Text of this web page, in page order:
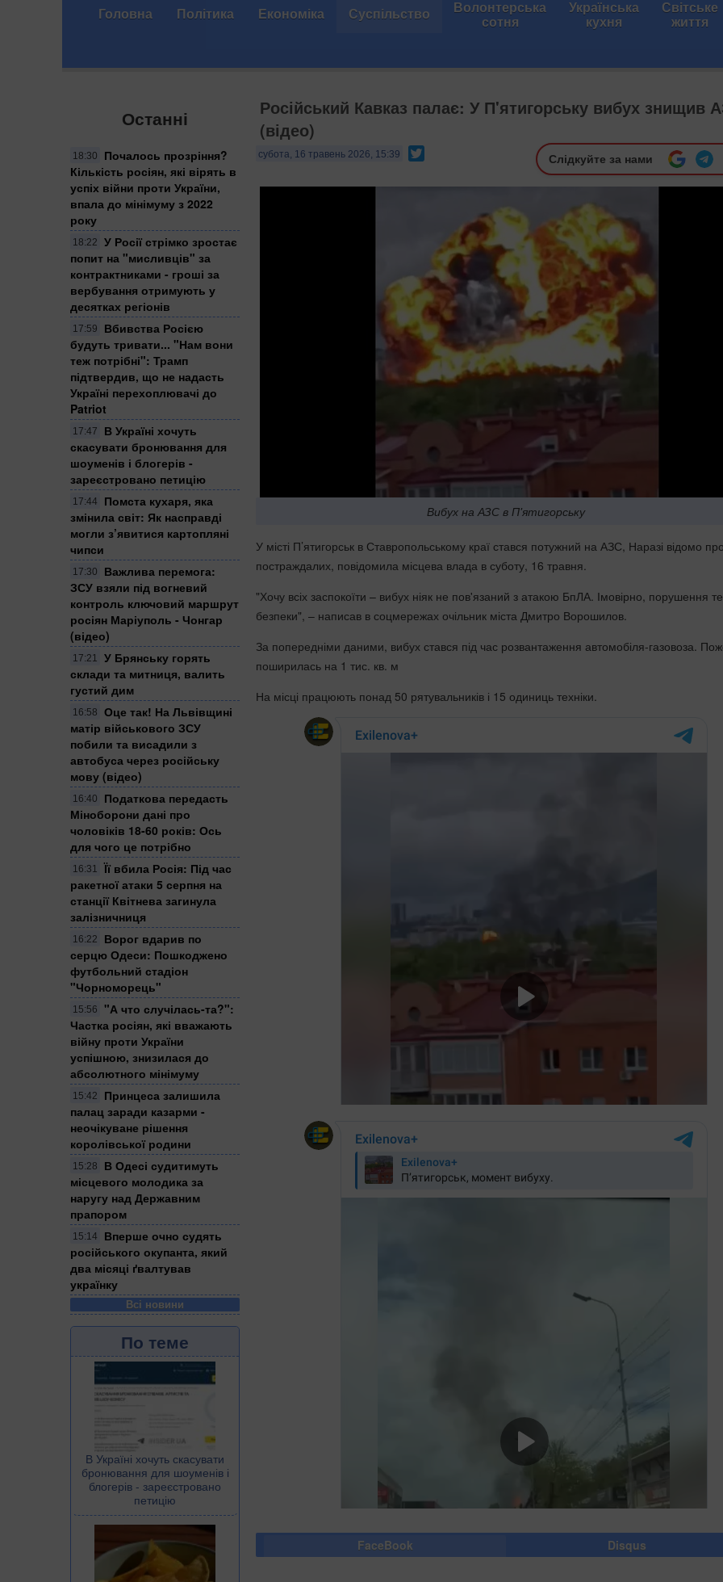
Головна Політика Економіка Суспільство Волонтерська
сотня
Українська
кухня
Світське
життя
Останні
18:30
Почалось прозріння?
Кількість росіян, які вірять в
успіх війни проти України,
впала до мінімуму з 2022
року
18:22
У Росії стрімко зростає
попит на "мисливців" за
контрактниками - гроші за
вербування отримують у
десятках регіонів
17:59
Вбивства Росією
будуть тривати... "Нам вони
теж потрібні": Трамп
підтвердив, що не надасть
Україні перехоплювачі до
Patriot
17:47
В Україні хочуть
скасувати бронювання для
шоуменів і блогерів -
зареєстровано петицію
17:44
Помста кухаря, яка
змінила світ: Як насправді
могли з’явитися картопляні
чипси
17:30
Важлива перемога:
ЗСУ взяли під вогневий
контроль ключовий маршрут
росіян Маріуполь - Чонгар
(відео)
17:21
​У Брянську горять
склади та митниця, валить
густий дим
16:58
Оце так! На Львівщині
матір військового ЗСУ
побили та висадили з
автобуса через російську
мову (відео)
16:40
Податкова передасть
Міноборони дані про
чоловіків 18-60 років: Ось
для чого це потрібно
16:31
Її вбила Росія: Під час
ракетної атаки 5 серпня на
станції Квітнева загинула
залізничниця
16:22
Ворог вдарив по
серцю Одеси: Пошкоджено
футбольний стадіон
"Чорноморець"
15:56
"А что случілась-та?":
Частка росіян, які вважають
війну проти України
успішною, знизилася до
абсолютного мінімуму
15:42
Принцеса залишила
палац заради казарми -
неочікуване рішення
королівської родини
15:28
В Одесі судитимуть
місцевого молодика за
наругу над Державним
прапором
15:14
Вперше очно судять
російського окупанта, який
два місяці ґвалтував
українку
Всі новини
По теме
В Україні хочуть скасувати
бронювання для шоуменів і
блогерів - зареєстровано
петицію
Російський Кавказ палає: У П'ятигорську вибух знищив
(відео)
субота, 16 травень 2026, 15:39 Слідкуйте за нами
Вибух на АЗС в П'ятигорську
У місті П’ятигорськ в Ставропольському краї стався потужний на АЗС, Наразі відомо
постраждалих, повідомила місцева влада в суботу, 16 травня.
"Хочу всіх заспокоїти – вибух ніяк не пов'язаний з атакою БпЛА. Імовірно, порушення
безпеки", – написав в соцмережах очільник міста Дмитро Ворошилов.
За попередніми даними, вибух стався під час розвантаження автомобіля-газовоза.
поширилась на 1 тис. кв. м
На місці працюють понад 50 рятувальників і 15 одиниць техніки.
FaceBook Disqus